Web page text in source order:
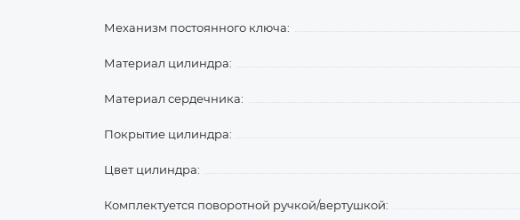
Механизм постоянного ключа:
Материал цилиндра:
Материал сердечника:
Покрытие цилиндра:
Цвет цилиндра:
Комплектуется поворотной ручкой/вертушкой: